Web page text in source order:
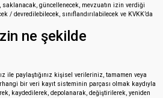
saklanacak, güncellenecek, mevzuatın izin verdiği
/ devredilebilecek, sınıflandırılabilecek ve KVKK’da
ne şekilde
ile paylaştığınız kişisel verileriniz, tamamen veya
bir veri kayıt sisteminin parçası olmak kaydıyla
kaydedilerek, depolanarak, değiştirilerek, yeniden